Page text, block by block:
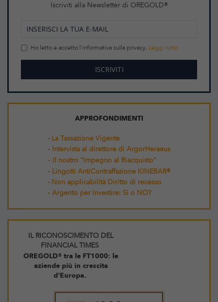
Iscriviti alla Newsletter di OREGOLD®
Ho letto e accetto l'informativa sulla privacy. Leggi tutto
APPROFONDIMENTI
- La Tassazione Vigente
- Intervista al direttore di ArgorHeraeus
- Il nostro "Impegno al Riacquisto"
- Lingotti AntiContraffazione KINEBAR®
- Non applicabilità Diritto di recesso
- Argento per Investire: Sì o NO?
IL RICONOSCIMENTO DEL
FINANCIAL TIMES
OREGOLD® tra le FT1000: le
aziende più in crescita
d'Europa.